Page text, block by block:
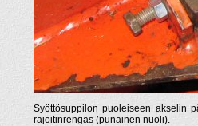
Syöttösuppilon puoleiseen akselin
rajoitinrengas (punainen nuoli).